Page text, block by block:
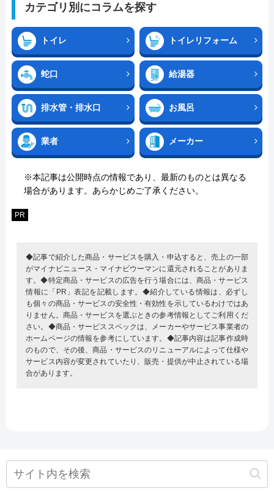
カテゴリ別にコラムを探す
トイレ トイレリフォーム
蛇口 給湯器
排水管・排水口 お風呂
業者 メーカー
※本記事は公開時点の情報であり、最新のものとは異なる
場合があります。あらかじめご了承ください。
PR
◆記事で紹介した商品・サービスを購入・申込すると、売上の一部
がマイナビニュース・マイナビウーマンに還元されることがありま
す。◆特定商品・サービスの広告を行う場合には、商品・サービス
情報に「PR」表記を記載します。◆紹介している情報は、必ずし
も個々の商品・サービスの安全性・有効性を示しているわけではあ
りません。商品・サービスを選ぶときの参考情報としてご利用くだ
さい。◆商品・サービススペックは、メーカーやサービス事業者の
ホームページの情報を参考にしています。◆記事内容は記事作成時
のもので、その後、商品・サービスのリニューアルによって仕様や
サービス内容が変更されていたり、販売・提供が中止されている場
合があります。